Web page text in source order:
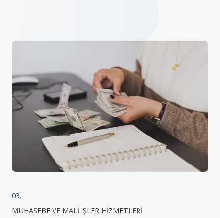
03.
MUHASEBE VE MALİ İŞLER HİZMETLERİ